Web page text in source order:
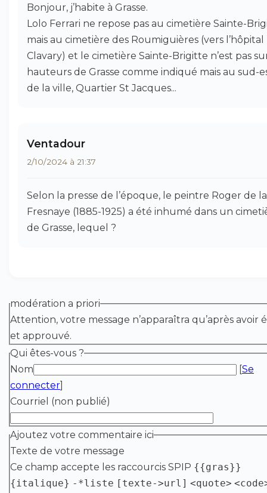
Bonjour, j’habite à Grasse.
Lolo Ferrari ne repose pas au cimetière Sainte-
mais au cimetière des Roumiguières (vers l’hôpital
Clavary) et le cimetière Sainte-Brigitte n’est pas
hauteurs de Grasse comme indiqué mais au sud-
de la ville, Quartier St Jacques...
Ventadour
2/10/2024 à 21:37
Selon la presse de l’époque, le peintre Roger de la
Fresnaye (1885-1925) a été inhumé dans un
de Grasse, lequel ?
modération a priori
Attention, votre message n’apparaîtra qu’après avoir
et approuvé.
Qui êtes-vous ?
Nom
[Se
connecter]
Courriel (non publié)
Ajoutez votre commentaire ici
Texte de votre message
Ce champ accepte les raccourcis SPIP {{gras}}
{italique} -*liste [texte->url] <quote>